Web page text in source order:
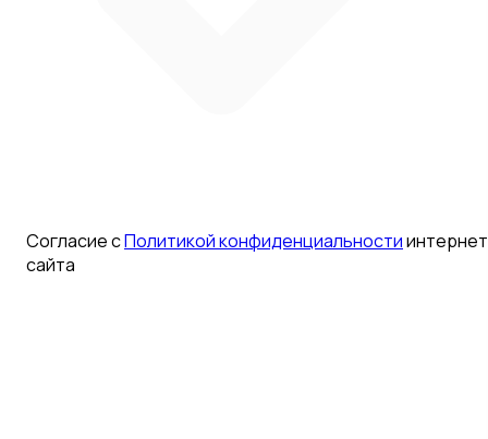
Согласие сПолитикой конфиденциальности
сайта